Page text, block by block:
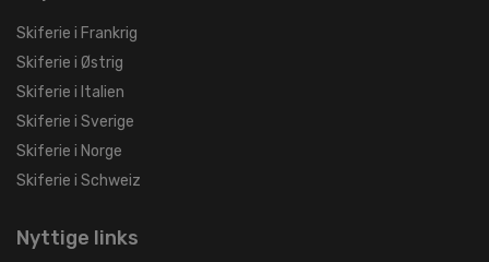
Skiferie i Frankrig
Skiferie i Østrig
Skiferie i Italien
Skiferie i Sverige
Skiferie i Norge
Skiferie i Schweiz
Nyttige links